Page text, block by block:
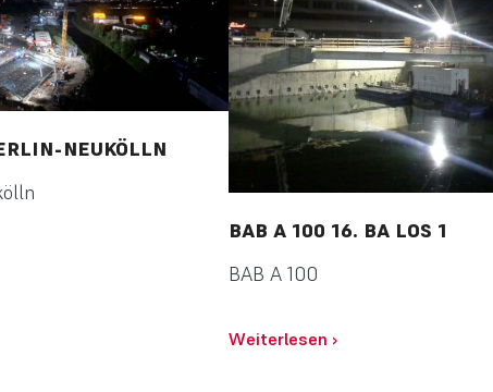
NEUKÖLLN
BAB A 100 16. BA LOS 1
BAB A 100
Weiterlesen ›